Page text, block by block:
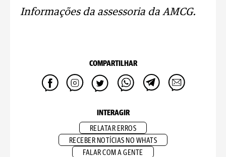
Informações da assessoria da AMCG.
COMPARTILHAR
INTERAGIR
RELATAR ERROS
RECEBER NOTÍCIAS NO WHATS
FALAR COM A GENTE